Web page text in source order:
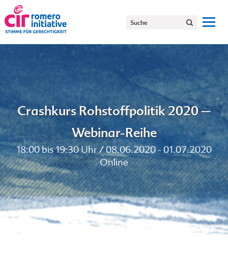
Crashkurs Rohstoffpolitik 2020 –
Webinar-Reihe
18:00 bis 19:30 Uhr / 08.06.2020 - 01.07.2020
Online